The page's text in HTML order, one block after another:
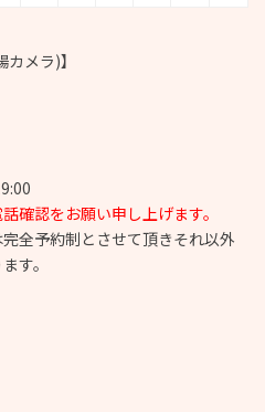
メラ)】
確認をお願い申し上げます。
全予約制とさせて頂きそれ以外
す。